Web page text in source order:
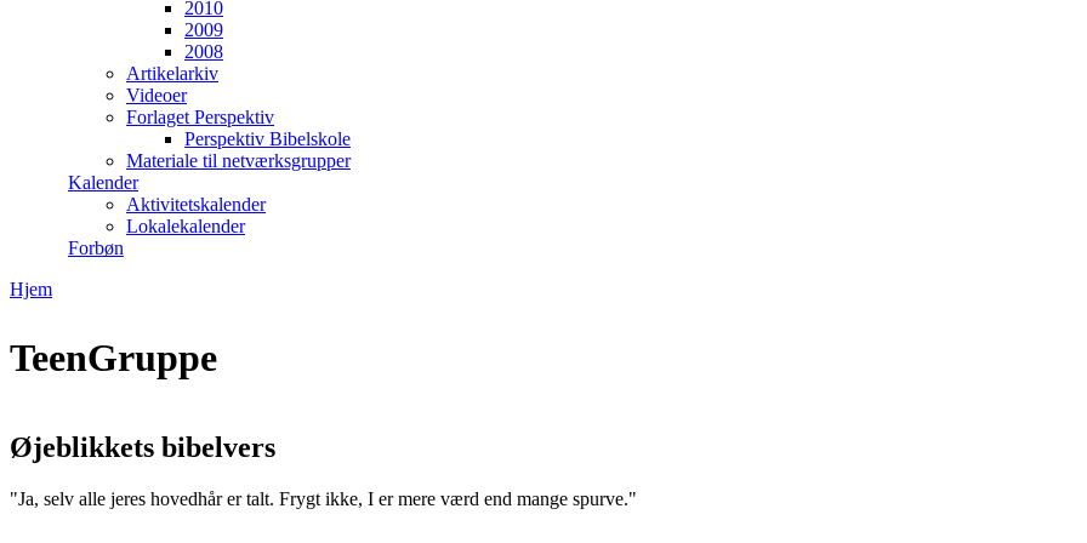
2010
2009
2008
Artikelarkiv
Videoer
Forlaget Perspektiv
Perspektiv Bibelskole
Materiale til netværksgrupper
Kalender
Aktivitetskalender
Lokalekalender
Forbøn
Hjem
TeenGruppe
Øjeblikkets bibelvers
"Ja, selv alle jeres hovedhår er talt. Frygt ikke, I er mere værd end mange spurve."